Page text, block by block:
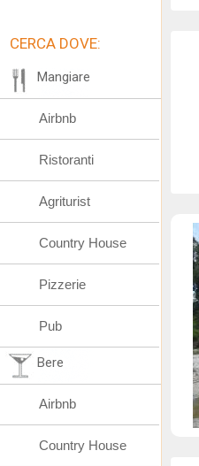
CERCA DOVE:
Mangiare
Airbnb
Ristoranti
Agriturist
Country House
Pizzerie
Pub
Bere
Airbnb
Country House